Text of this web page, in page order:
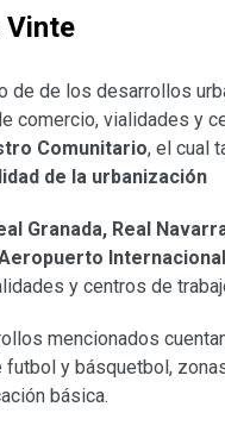
Vinte
de de los desarrollos
comercio, vialidades y
Comunitario, el cual
de la urbanización
Granada, Real
y centros de
mencionados
y básquetbol,
básica.